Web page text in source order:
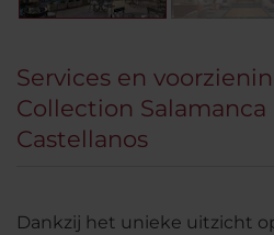
Services en
Collection Salamanca
Castellanos
Dankzij het unieke uitzicht